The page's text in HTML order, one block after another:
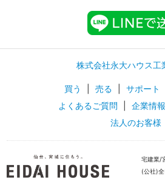
株式会社永大ハウス工
買う 売る サポート
よくあるご質問
企業情報
法人のお客様
宅建業/
(公社)